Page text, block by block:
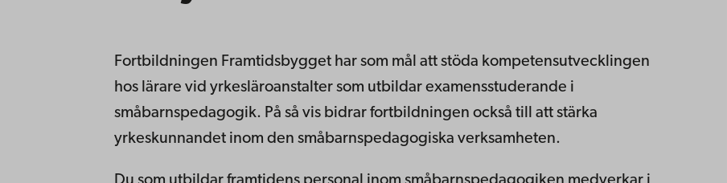
Fortbildningen Framtidsbygget har som mål att stöda kompetensutvecklingen
hos lärare vid yrkesläroanstalter som utbildar examensstuderande i
småbarnspedagogik. På så vis bidrar fortbildningen också till att stärka
yrkeskunnandet inom den småbarnspedagogiska verksamheten.